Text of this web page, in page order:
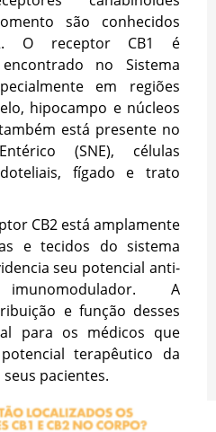
são conhecidos
O receptor CB1 é
no Sistema
em regiões
hipocampo e núcleos
está presente no
(SNE), células
fígado e trato
CB2 está amplamente
e tecidos do sistema
seu potencial anti-
A
e função desses
para os médicos que
terapêutico da
pacientes.